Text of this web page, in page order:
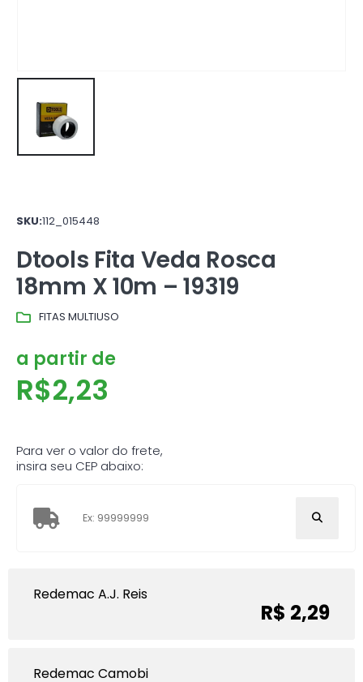
SKU:112_015448
Dtools Fita Veda Rosca
18mm X 10m – 19319
FITAS MULTIUSO
a partir de
R$2,23
Para ver o valor do frete,
insira seu CEP abaixo:
Redemac A.J. Reis
R$ 2,29
Redemac Camobi